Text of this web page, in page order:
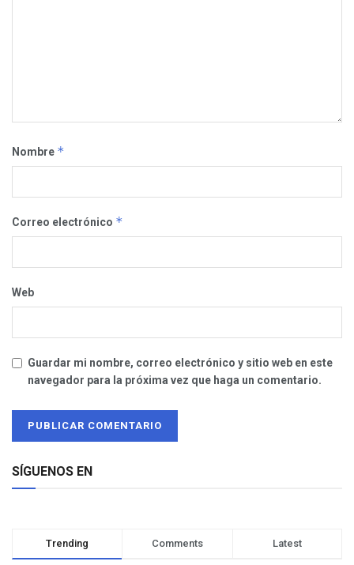
Nombre *
Correo electrónico *
Web
Guardar mi nombre, correo electrónico y sitio web en este
navegador para la próxima vez que haga un comentario.
SÍGUENOS EN
Trending Comments Latest